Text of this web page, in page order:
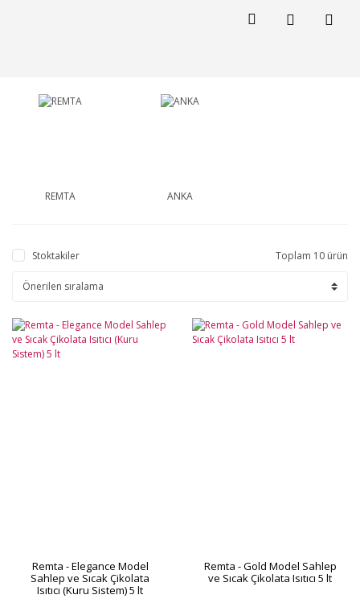
REMTA ANKA
Stoktakiler Toplam 10 ürün
Remta - Elegance Model
Sahlep ve Sıcak Çikolata
Isıtıcı (Kuru Sistem) 5 lt
Remta - Gold Model Sahlep
ve Sıcak Çikolata Isıtıcı 5 lt